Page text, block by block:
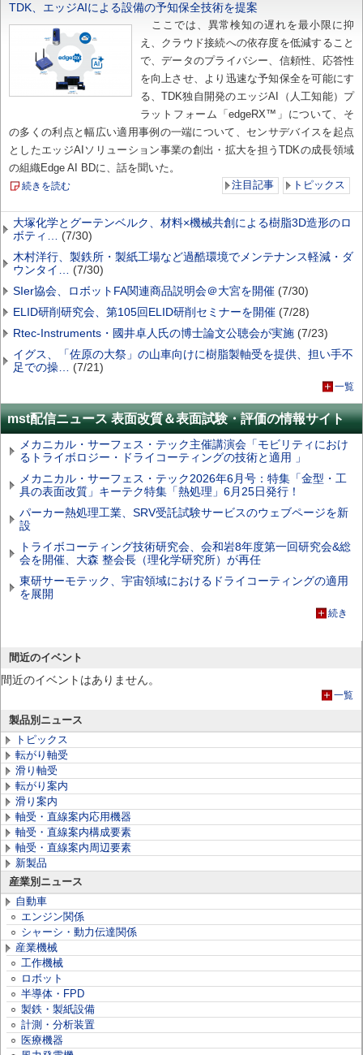
TDK、エッジAIによる設備の予知保全技術を提案
ここでは、異常検知の遅れを最小限に抑
え、クラウド接続への依存度を低減すること
で、データのプライバシー、信頼性、応答性
を向上させ、より迅速な予知保全を可能にす
る、TDK独自開発のエッジAI（人工知能）プ
ラットフォーム「edgeRX™」について、そ
の多くの利点と幅広い適用事例の一端について、センサデバイスを起点
としたエッジAIソリューション事業の創出・拡大を担うTDKの成長領域
の組織Edge AI BDに、話を聞いた。
続きを読む
トピックス
注目記事
大塚化学とグーテンベルク、材料×機械共創による樹脂3D造形のロ
ボティ…
(7/30)
木村洋行、製鉄所・製紙工場など過酷環境でメンテナンス軽減・ダ
ウンタイ…
(7/30)
SIer協会、ロボットFA関連商品説明会＠大宮を開催 (7/30)
ELID研削研究会、第105回ELID研削セミナーを開催 (7/28)
Rtec-Instruments・國井卓人氏の博士論文公聴会が実施 (7/23)
イグス、「佐原の大祭」の山車向けに樹脂製軸受を提供、担い手不
足での操…
(7/21)
一覧
mst配信ニュース 表面改質＆表面試験・評価の情報サイト
メカニカル・サーフェス・テック主催講演会「モビリティにおけ
るトライボロジー・ドライコーティングの技術と適用 」
メカニカル・サーフェス・テック2026年6月号：特集「金型・工
具の表面改質」キーテク特集「熱処理」6月25日発行！
パーカー熱処理工業、SRV受託試験サービスのウェブページを新
設
トライボコーティング技術研究会、会和岩8年度第一回研究会&総
会を開催、大森 整会長（理化学研究所）が再任
東研サーモテック、宇宙領域におけるドライコーティングの適用
を展開
続き
間近のイベント
間近のイベントはありません。
一覧
製品別ニュース
トピックス
転がり軸受
滑り軸受
転がり案内
滑り案内
軸受・直線案内応用機器
軸受・直線案内構成要素
軸受・直線案内周辺要素
新製品
産業別ニュース
自動車
エンジン関係
シャーシ・動力伝達関係
産業機械
工作機械
ロボット
半導体・FPD
製鉄・製紙設備
計測・分析装置
医療機器